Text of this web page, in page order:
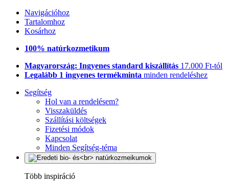
Navigációhoz
Tartalomhoz
Kosárhoz
100% natúrkozmetikum
Magyarország: Ingyenes standard kiszállítás 17.000 Ft-tól
Legalább 1 ingyenes termékminta minden rendeléshez
Segítség
Hol van a rendelésem?
Visszaküldés
Szállítási költségek
Fizetési módok
Kapcsolat
Minden Segítség-téma
Több inspiráció